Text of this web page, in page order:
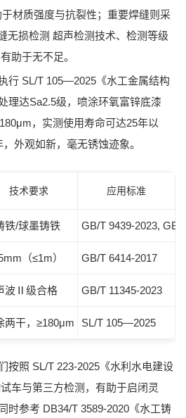
材质强度与抗裂性；重要焊缝则采
无损检测 超声检测技术、检测等级
助于无不足。
行 SL/T 105—2025《水工金属结构
理达Sa2.5级，喷涂环氧富锌底漆
，实测使用寿命可达25年以
外观如新，毫无锈蚀迹象。
技术要求 应用标准
铁/球墨铸铁 GB/T 9439-2023, GB/
（≤1m） GB/T 6414-2017
波Ⅱ级合格 GB/T 11345-2023
两干，≥180μm SL/T 105—2025
按照 SL/T 223-2025《水利水电建设
车与第三方检测，有助于启闭灵
时参考 DB34/T 3589-2020《水工铸